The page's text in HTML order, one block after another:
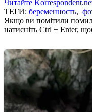
Читайте
ТЕГИ: беременность,
Якщо ви помітили
натисніть Ctrl + Enter,